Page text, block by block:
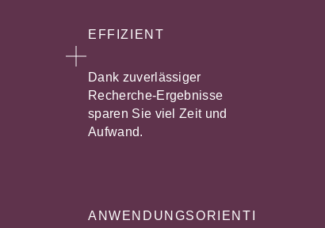
EFFIZIENT
Dank zuverlässiger
Recherche-Ergebnisse
sparen Sie viel Zeit und
Aufwand.
ANWENDUNGSORIENTI